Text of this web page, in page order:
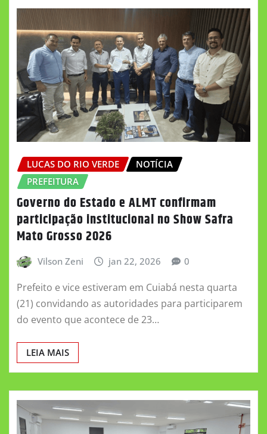
LUCAS DO RIO VERDE
NOTÍCIA
PREFEITURA
Governo do Estado e ALMT confirmam
participação institucional no Show Safra
Mato Grosso 2026
Vilson Zeni jan 22, 2026 0
Prefeito e vice estiveram em Cuiabá nesta quarta
(21) convidando as autoridades para participarem
do evento que acontece de 23…
LEIA MAIS